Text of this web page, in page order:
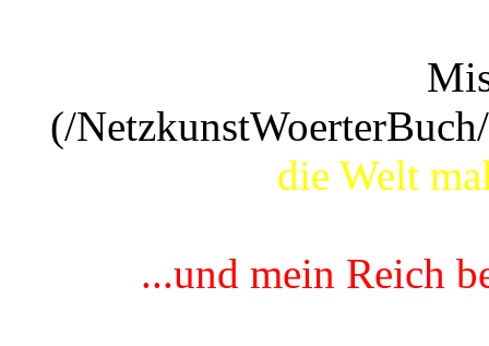
(/
die Welt
...und mein Reich